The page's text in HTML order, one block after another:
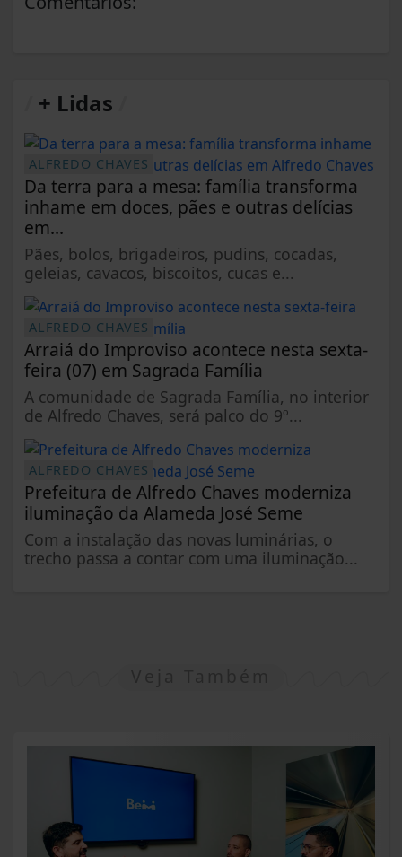
+ Lidas
ALFREDO CHAVES
Da terra para a mesa: família transforma
inhame em doces, pães e outras delícias
em...
Pães, bolos, brigadeiros, pudins, cocadas,
geleias, cavacos, biscoitos, cucas e...
ALFREDO CHAVES
Arraiá do Improviso acontece nesta sexta-
feira (07) em Sagrada Família
A comunidade de Sagrada Família, no interior
de Alfredo Chaves, será palco do 9º...
ALFREDO CHAVES
Prefeitura de Alfredo Chaves moderniza
iluminação da Alameda José Seme
Com a instalação das novas luminárias, o
trecho passa a contar com uma iluminação...